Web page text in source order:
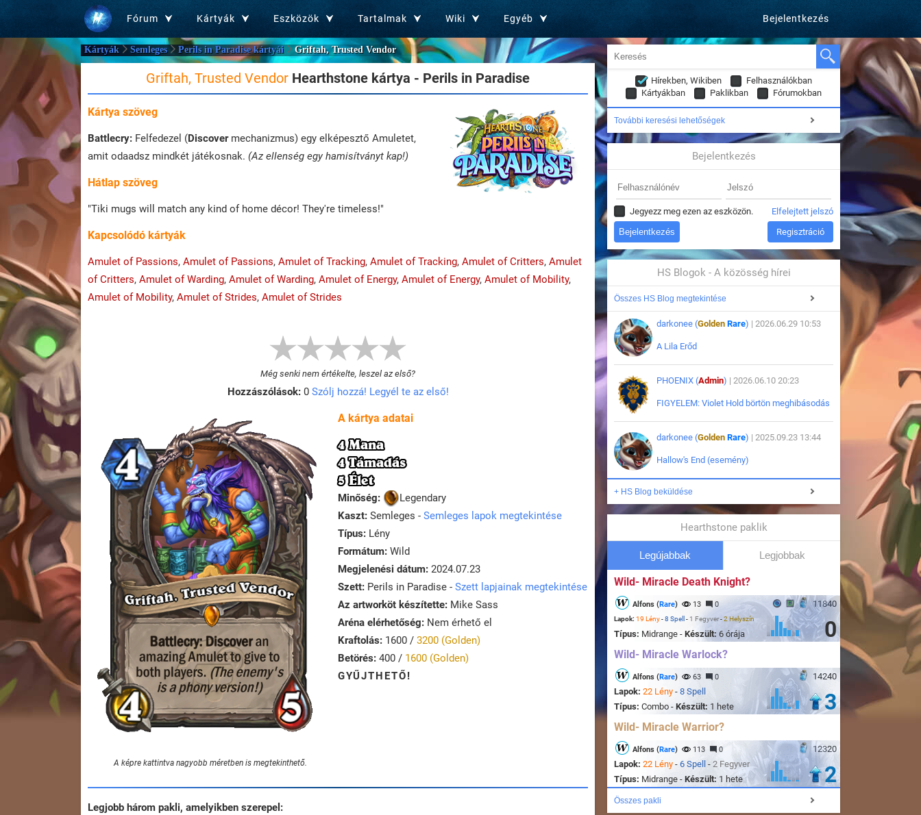
Fórum Kártyák Eszközök Tartalmak Wiki Egyéb Bejelentkezés
Kártyák Semleges Perils in Paradise kártyái Griftah, Trusted Vendor
Griftah, Trusted Vendor Hearthstone kártya - Perils in Paradise
Kártya szöveg
Battlecry: Felfedezel (Discovermechanizmus) egy elképesztő Amuletet,
amit odaadsz mindkét játékosnak. (Az ellenség egy hamisítványt kap!)
Hátlap szöveg
"Tiki mugs will match any kind of home décor! They're timeless!"
Kapcsolódó kártyák
Amulet of Passions, Amulet of Passions, Amulet of Tracking, Amulet of Tracking, Amulet of Critters, Amulet
of Critters, Amulet of Warding, Amulet of Warding, Amulet of Energy, Amulet of Energy, Amulet of Mobility,
Amulet of Mobility, Amulet of Strides, Amulet of Strides
Még senki nem értékelte, leszel az első?
Hozzászólások:0 Szólj hozzá! Legyél te az első!
A képre kattintva nagyobb méretben is megtekinthető.
A kártya adatai
4 Mana
4 Támadás
5 Élet
Minőség:
Legendary
Kaszt: Semleges - Semleges lapok megtekintése
Típus: Lény
Formátum: Wild
Megjelenési dátum: 2024.07.23
Szett: Perils in Paradise - Szett lapjainak megtekintése
Az artworköt készítette: Mike Sass
Aréna elérhetőség: Nem érhető el
Kraftolás: 1600 / 3200 (Golden)
Betörés: 400 / 1600 (Golden)
GYŰJTHETŐ!
Legjobb három pakli, amelyikben szerepel:
Hírekben, Wikiben
Felhasználókban
Kártyákban
Paklikban Fórumokban
További keresési lehetőségek
Bejelentkezés
Jegyezz meg ezen az eszközön. Elfelejtett jelszó
Regisztráció
HS Blogok - A közösség hírei
Összes HS Blog megtekintése
darkonee (Golden Rare) | 2026.06.29 10:53
A Lila Erőd
PHOENIX (Admin) | 2026.06.10 20:23
FIGYELEM: Violet Hold börtön meghibásodás
darkonee (Golden Rare) | 2025.09.23 13:44
Hallow's End (esemény)
+ HS Blog beküldése
Hearthstone paklik
Legújabbak Legjobbak
Wild- Miracle Death Knight?
11840
Alfons (Rare) 13 0
Lapok: 19 Lény-8 Spell - 1 Fegyver-2 Helyszín
Típus: Midrange - Készült: 6 órája 0
Wild- Miracle Warlock?
14240
Alfons (Rare) 63 0
Lapok: 22 Lény - 8 Spell
Típus: Combo - Készült: 1 hete 3
Wild- Miracle Warrior?
12320
Alfons (Rare) 113 0
Lapok: 22 Lény - 6 Spell - 2 Fegyver
Típus: Midrange - Készült: 1 hete 2
Összes pakli